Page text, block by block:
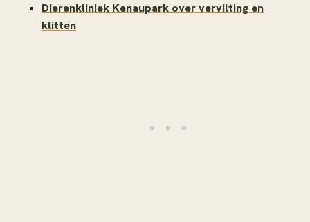
Dierenkliniek Kenaupark over vervilting en
klitten